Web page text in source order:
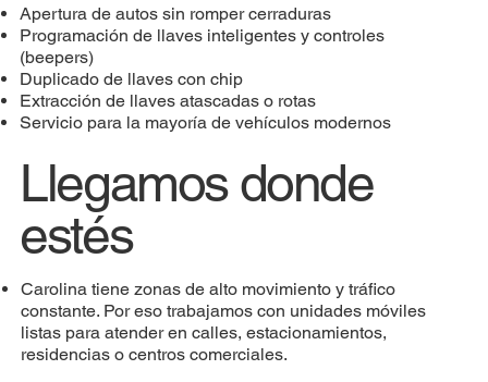
Apertura de autos sin romper cerraduras
Programación de llaves inteligentes y controles
(beepers)
Duplicado de llaves con chip
Extracción de llaves atascadas o rotas
Servicio para la mayoría de vehículos modernos
Llegamos donde
estés
Carolina tiene zonas de alto movimiento y tráfico
constante. Por eso trabajamos con unidades móviles
listas para atender en calles, estacionamientos,
residencias o centros comerciales.